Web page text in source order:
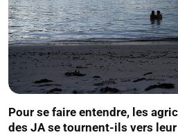
Pour se faire entendre, les
des JA se tournent-ils vers